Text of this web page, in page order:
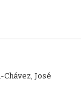
José